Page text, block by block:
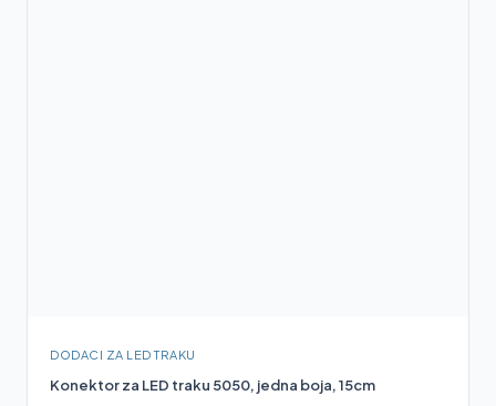
DODACI ZA LED TRAKU
Konektor za LED traku 5050, jedna boja, 15cm